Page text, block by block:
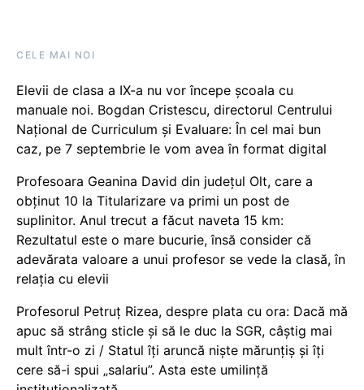
CELE MAI NOI
Elevii de clasa a IX-a nu vor începe școala cu
manuale noi. Bogdan Cristescu, directorul Centrului
Național de Curriculum și Evaluare: În cel mai bun
caz, pe 7 septembrie le vom avea în format digital
Profesoara Geanina David din județul Olt, care a
obținut 10 la Titularizare va primi un post de
suplinitor. Anul trecut a făcut naveta 15 km:
Rezultatul este o mare bucurie, însă consider că
adevărata valoare a unui profesor se vede la clasă, în
relația cu elevii
Profesorul Petruț Rizea, despre plata cu ora: Dacă mă
apuc să strâng sticle și să le duc la SGR, câștig mai
mult într-o zi / Statul îți aruncă niște mărunțiș și îți
cere să-i spui „salariu”. Asta este umilință